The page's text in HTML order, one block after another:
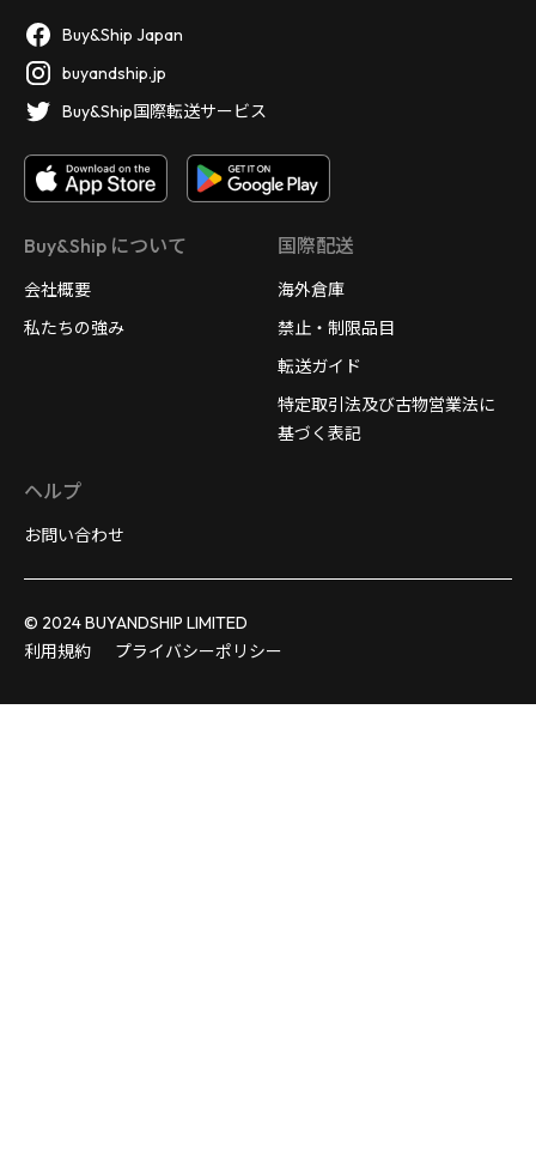
Buy&Ship Japan
buyandship.jp
Buy&Ship国際転送サービス
Buy&Ship について
会社概要
私たちの強み
国際配送
海外倉庫
禁止・制限品目
転送ガイド
特定取引法及び古物営業法に
基づく表記
ヘルプ
お問い合わせ
© 2024 BUYANDSHIP LIMITED
利用規約
プライバシーポリシー